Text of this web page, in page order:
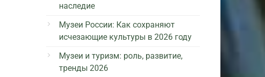
наследие
Музеи России: Как сохраняют
исчезающие культуры в 2026 году
Музеи и туризм: роль, развитие,
тренды 2026